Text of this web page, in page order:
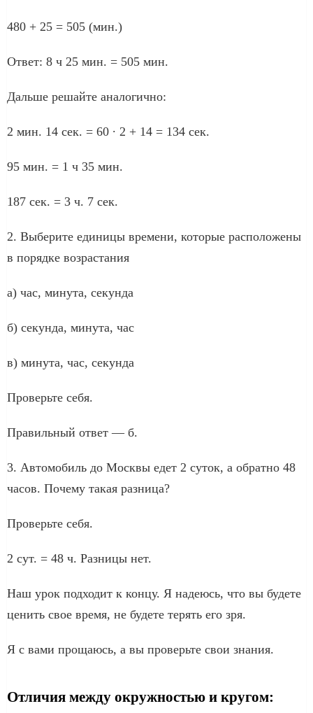
480 + 25 = 505 (мин.)
Ответ: 8 ч 25 мин. = 505 мин.
Дальше решайте аналогично:
2 мин. 14 сек. = 60 ∙ 2 + 14 = 134 сек.
95 мин. = 1 ч 35 мин.
187 сек. = 3 ч. 7 сек.
2. Выберите единицы времени, которые расположены
в порядке возрастания
а) час, минута, секунда
б) секунда, минута, час
в) минута, час, секунда
Проверьте себя.
Правильный ответ — б.
3. Автомобиль до Москвы едет 2 суток, а обратно 48
часов. Почему такая разница?
Проверьте себя.
2 сут. = 48 ч. Разницы нет.
Наш урок подходит к концу. Я надеюсь, что вы будете
ценить свое время, не будете терять его зря.
Я с вами прощаюсь, а вы проверьте свои знания.
Отличия между окружностью и кругом: